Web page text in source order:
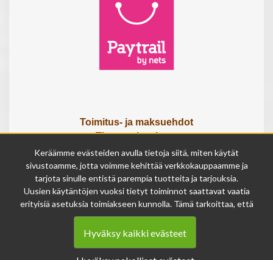
Toimitus- ja maksuehdot
Tietosuojaseloste
Tietoa meistä
Osta lahjakortti
Tilauksen peruutuslomake
Olemme avoinna
ma - pe 9 - 17
la 9 - 14
su suljettu
Keräämme evästeiden avulla tietoja siitä, miten käytät
sivustoamme, jotta voimme kehittää verkkokauppaamme ja
tarjota sinulle entistä parempia tuotteita ja tarjouksia.
Uusien käytäntöjen vuoksi tietyt toiminnot saattavat vaatia
erityisiä asetuksia toimiakseen kunnolla. Tämä tarkoittaa, että
joissakin tapauksissa anonymisoidut tiedot voivat kertyä,
vaikka olisit kieltänyt evästeiden käytön. Näitä tietoja
käytetään ainoastaan palvelumme parantamiseen, eikä niistä
Hyväksy kaikki evästeet